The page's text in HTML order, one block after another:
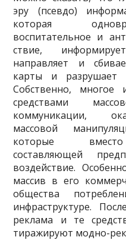
эру (псевдо)
кото­рая
воспитательное и
ствие,
направляет и
карты и разрушает
Собственно, многое
средствами
коммуникации,
массовой
которые вместо
составляющей
воздействие.
массив в его
общества
инфраструктуре.
реклама и те
тиражируют модно-